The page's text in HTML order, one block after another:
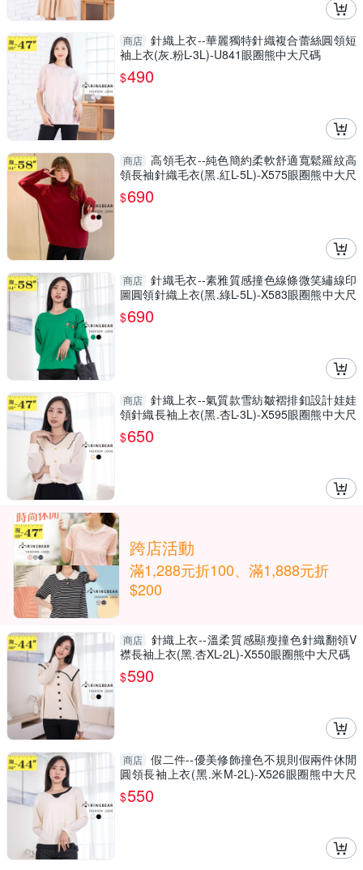
商店 針織上衣--華麗獨特針織複合蕾絲圓領短
袖上衣(灰.粉L-3L)-U841眼圈熊中大尺碼
$490
商店 高領毛衣--純色簡約柔軟舒適寬鬆羅紋高
領長袖針織毛衣(黑.紅L-5L)-X575眼圈熊中大尺
碼
$690
商店 針織毛衣--素雅質感撞色線條微笑繡線印
圖圓領針織上衣(黑.綠L-5L)-X583眼圈熊中大尺
碼
$690
商店 針織上衣--氣質款雪紡皺褶排釦設計娃娃
領針織長袖上衣(黑.杏L-3L)-X595眼圈熊中大尺
碼
$650
跨店活動
滿1,288元折100、滿1,888元折
$200
商店
針織上衣--溫柔質感顯瘦撞色針織翻領V
襟長袖上衣(黑.杏XL-2L)-X550眼圈熊中大尺碼
$590
商店 假二件--優美修飾撞色不規則假兩件休閒
圓領長袖上衣(黑.米M-2L)-X526眼圈熊中大尺
碼
$550